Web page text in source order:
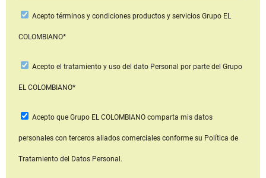
Aceptotérminos y condiciones productos y serviciosGrupo EL
COLOMBIANO*
Acepto el tratamiento y uso del dato Personal por parte del Grupo
EL COLOMBIANO*
Acepto que Grupo EL COLOMBIANOcomparta mis datos
personales con terceros aliados comerciales conforme su Política de
Tratamiento del Datos Personal.